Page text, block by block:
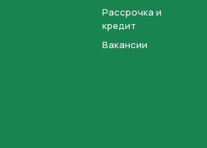
Рассрочка и
кредит
Вакансии